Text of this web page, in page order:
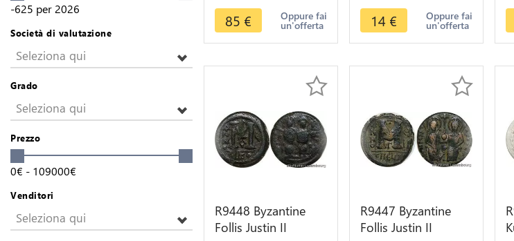
-625 per 2026
Società di valutazione
Seleziona qui
Grado
Seleziona qui
Prezzo
0€ - 109000€
Venditori
Seleziona qui
Silver
85 € Oppure fai
un'offerta
Antioche Letter S ->
Make Offer
14 € Oppure fai
un'offerta
R9448 Byzantine
Follis Justin II
R9447 Byzantine
Follis Justin II